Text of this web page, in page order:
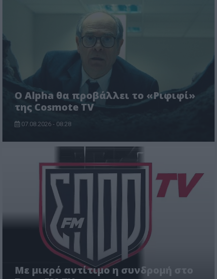
Ο Alpha θα προβάλλει το «Ριφιφί»
της Cosmote TV
07.08.2026 - 08:28
Με μικρό αντίτιμο η συνδρομή στο